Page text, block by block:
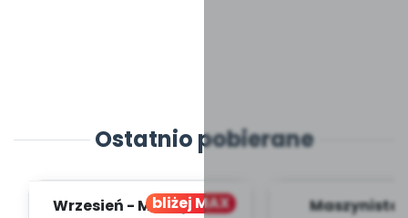
Ostatnio pobierane
bliżej MAX
Wrzesień - MIESIĘCZNY
Maszynista